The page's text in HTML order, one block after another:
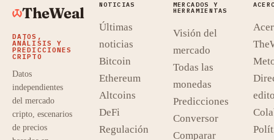
TheWeal
DATOS,
ANÁLISIS Y
PREDICCIONES
CRIPTO
Datos
independientes
del mercado
cripto, escenarios
de precios
NOTICIAS
Últimas
noticias
Bitcoin
Ethereum
Altcoins
DeFi
Regulación
MERCADOS Y
HERRAMIENTAS
Visión del
mercado
Todas las
monedas
Predicciones
Conversor
Comparar